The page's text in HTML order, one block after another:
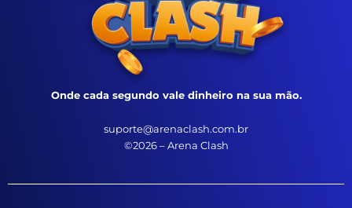
Onde cada segundo vale dinheiro na sua mão.
suporte@arenaclash.com.br
©2026 – Arena Clash